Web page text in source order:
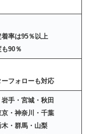
率は95％以上
90％
フォローも対応
手・宮城・秋田
・神奈川・千葉
・群馬・山梨